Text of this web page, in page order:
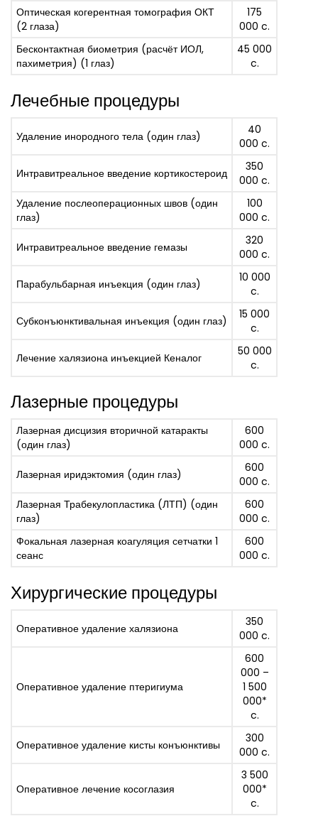
Оптическая когерентная томография ОКТ
(2 глаза)
175
000 c.
Бесконтактная биометрия (расчёт ИОЛ,
пахиметрия) (1 глаз)
45 000
c.
Лечебные процедуры
Удаление инородного тела (один глаз)
40
000 c.
Интравитреальное введение кортикостероид
350
000 c.
Удаление послеоперационных швов (один
глаз)
100
000 c.
Интравитреальное введение гемазы
320
000 c.
Парабульбарная инъекция (один глаз)
10 000
c.
Субконъюнктивальная инъекция (один глаз)
15 000
c.
Лечение халязиона инъекцией Кеналог
50 000
c.
Лазерные процедуры
Лазерная дисцизия вторичной катаракты
(один глаз)
600
000 c.
Лазерная иридэктомия (один глаз)
600
000 c.
Лазерная Трабекулопластика (ЛТП) (один
глаз)
600
000 c.
Фокальная лазерная коагуляция сетчатки 1
сеанс
600
000 c.
Хирургические процедуры
Оперативное удаление халязиона
350
000 c.
Оперативное удаление птеригиума
600
000 –
1 500
000*
c.
Оперативное удаление кисты конъюнктивы
300
000 c.
Оперативное лечение косоглазия
3 500
000*
c.